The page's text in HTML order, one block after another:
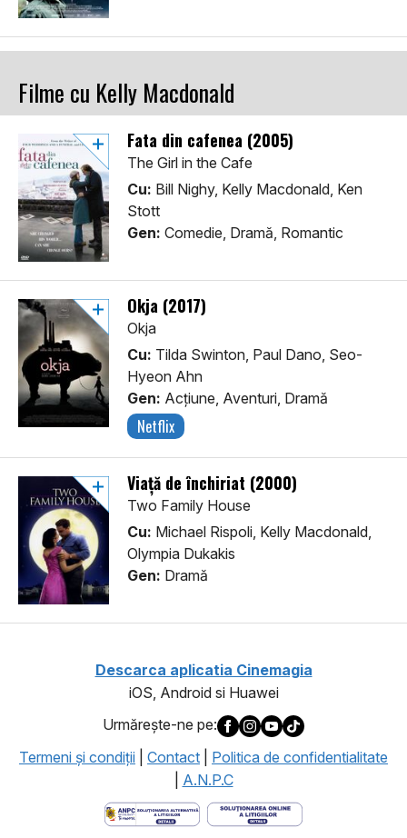
Filme cu Kelly Macdonald
Fata din cafenea (2005)
The Girl in the Cafe
Cu: Bill Nighy, Kelly Macdonald, Ken
Stott
Gen: Comedie, Dramă, Romantic
Okja (2017)
Okja
Cu: Tilda Swinton, Paul Dano, Seo-
Hyeon Ahn
Gen: Acţiune, Aventuri, Dramă
Netflix
Viață de închiriat (2000)
Two Family House
Cu: Michael Rispoli, Kelly Macdonald,
Olympia Dukakis
Gen: Dramă
Descarca aplicatia Cinemagia
iOS, Android si Huawei
Urmăreşte-ne pe:
Termeni şi condiţii
Contact
Politica de confidentialitate
A.N.P.C